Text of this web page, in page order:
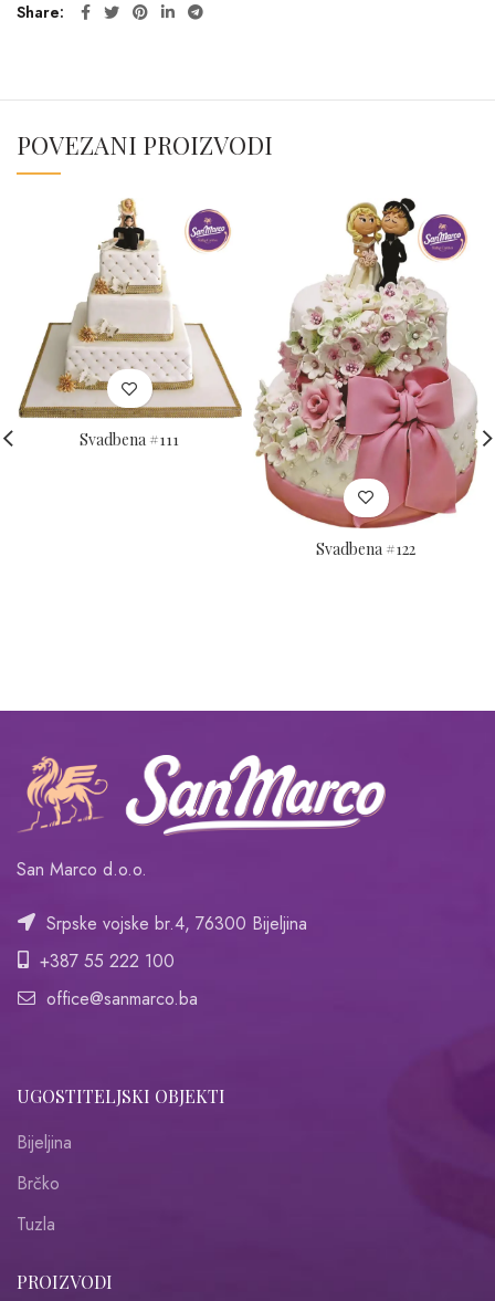
Share
POVEZANI PROIZVODI
Svadbena #111
Svadbena #122
San Marco d.o.o.
Srpske vojske br.4, 76300 Bijeljina
+387 55 222 100
office@sanmarco.ba
UGOSTITELJSKI OBJEKTI
Bijeljina
Brčko
Tuzla
PROIZVODI